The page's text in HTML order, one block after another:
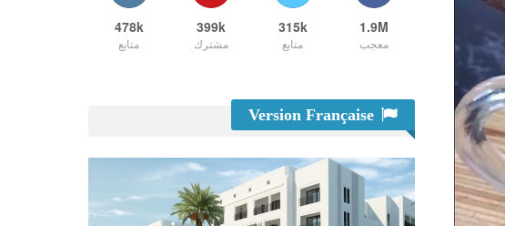
1.9M
معجب
315k
متابع
399k
مشترك
478k
متابع